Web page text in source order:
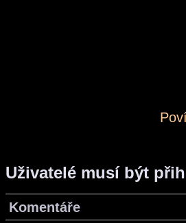
Uživatelé musí být
Komentáře